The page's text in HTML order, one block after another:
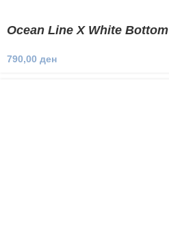
Ocean Line X White Bottom
790,00 ден